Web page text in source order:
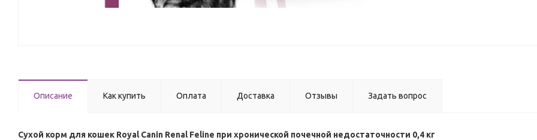
Описание Как купить Оплата Доставка Отзывы Задать вопрос
Сухой корм для кошек Royal Canin Renal Feline при хронической почечной недостаточности 0,4 кг